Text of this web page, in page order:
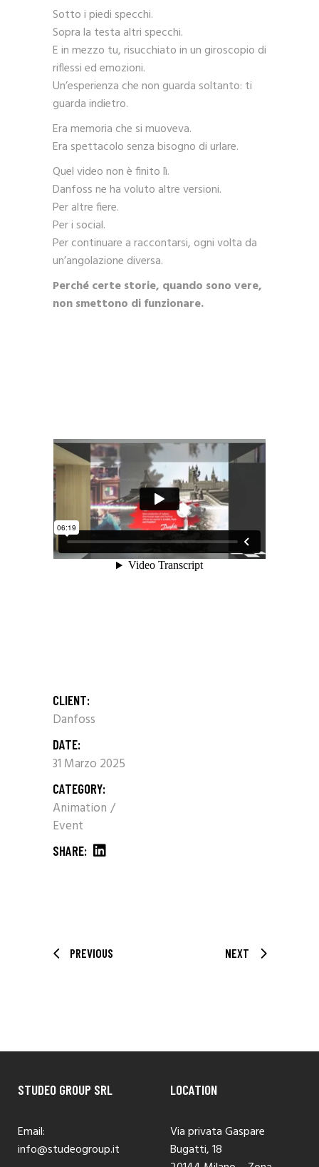
Sotto i piedi specchi.
Sopra la testa altri specchi.
E in mezzo tu, risucchiato in un giroscopio di
riflessi ed emozioni.
Un’esperienza che non guarda soltanto: ti
guarda indietro.
Era memoria che si muoveva.
Era spettacolo senza bisogno di urlare.
Quel video non è finito lì.
Danfoss ne ha voluto altre versioni.
Per altre fiere.
Per i social.
Per continuare a raccontarsi, ogni volta da
un’angolazione diversa.
Perché certe storie, quando sono vere,
non smettono di funzionare.
CLIENT:
Danfoss
DATE:
31 Marzo 2025
CATEGORY:
Animation
Event
SHARE:
PREVIOUS NEXT
STUDEO GROUP SRL
Email:
info@studeogroup.it
LOCATION
Via privata Gaspare
Bugatti, 18